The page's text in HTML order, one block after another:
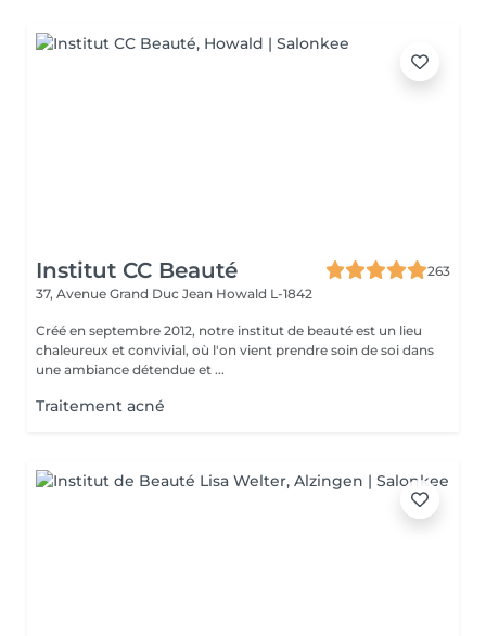
Institut CC Beauté
263
37, Avenue Grand Duc Jean Howald L-1842
Créé en septembre 2012, notre institut de beauté est un lieu
chaleureux et convivial, où l'on vient prendre soin de soi dans
une ambiance détendue et ...
Traitement acné